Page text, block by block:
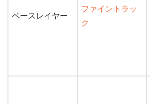
ベースレイヤー
ファイントラッ
ク